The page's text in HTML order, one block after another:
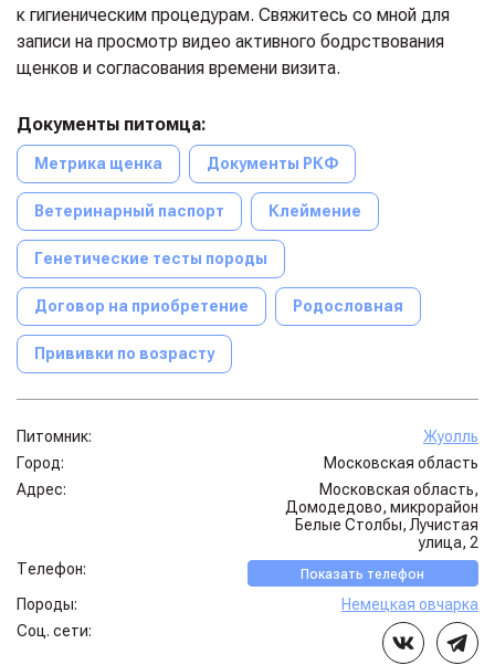
к гигиеническим процедурам. Свяжитесь со мной для
записи на просмотр видео активного бодрствования
щенков и согласования времени визита.
Документы питомца:
Метрика щенка Документы РКФ
Ветеринарный паспорт Клеймение
Генетические тесты породы
Договор на приобретение Родословная
Прививки по возрасту
Питомник:
Жуолль
Город:
Московская область
Адрес:
Московская область,
Домодедово, микрорайон
Белые Столбы, Лучистая
улица, 2
Телефон:
Показать телефон
Породы:
Немецкая овчарка
Соц. сети: